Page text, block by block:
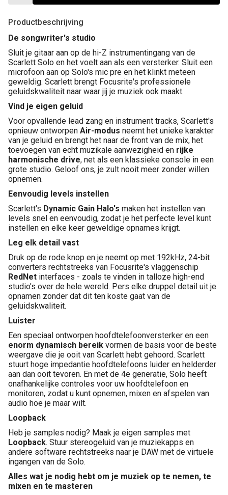
Productbeschrijving
De songwriter's studio
Sluit je gitaar aan op de hi-Z instrumentingang van de
Scarlett Solo en het voelt aan als een versterker. Sluit een
microfoon aan op Solo's mic pre en het klinkt meteen
geweldig. Scarlett brengt Focusrite's professionele
geluidskwaliteit naar waar jij je muziek ook maakt.
Vind je eigen geluid
Voor opvallende lead zang en instrument tracks, Scarlett's
opnieuw ontworpen Air-modus neemt het unieke karakter
van je geluid en brengt het naar de front van de mix, het
toevoegen van echt muzikale aanwezigheid en rijke
harmonische drive, net als een klassieke console in een
grote studio. Geloof ons, je zult nooit meer zonder willen
opnemen.
Eenvoudig levels instellen
Scarlett's Dynamic Gain Halo's maken het instellen van
levels snel en eenvoudig, zodat je het perfecte level kunt
instellen en elke keer geweldige opnames krijgt.
Leg elk detail vast
Druk op de rode knop en je neemt op met 192kHz, 24-bit
converters rechtstreeks van Focusrite's vlaggenschip
RedNet interfaces - zoals te vinden in talloze high-end
studio's over de hele wereld. Pers elke druppel detail uit je
opnamen zonder dat dit ten koste gaat van de
geluidskwaliteit.
Luister
Een speciaal ontworpen hoofdtelefoonversterker en een
enorm dynamisch bereik vormen de basis voor de beste
weergave die je ooit van Scarlett hebt gehoord. Scarlett
stuurt hoge impedantie hoofdtelefoons luider en helderder
aan dan ooit tevoren. En met de 4e generatie, Solo heeft
onafhankelijke controles voor uw hoofdtelefoon en
monitoren, zodat u kunt opnemen, mixen en afspelen van
audio hoe je maar wilt.
Loopback
Heb je samples nodig? Maak je eigen samples met
Loopback. Stuur stereogeluid van je muziekapps en
andere software rechtstreeks naar je DAW met de virtuele
ingangen van de Solo.
Alles wat je nodig hebt om je muziek op te nemen, te
mixen en te masteren